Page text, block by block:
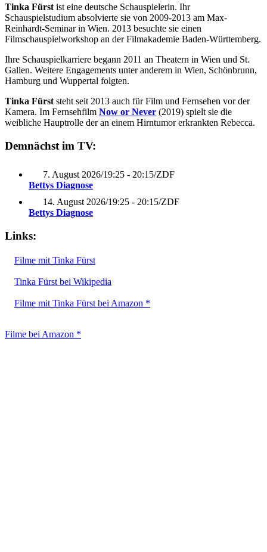
Tinka Fürst ist eine deutsche Schauspielerin. Ihr
Schauspielstudium absolvierte sie von 2009-2013 am Max-
Reinhardt-Seminar in Wien. 2013 besuchte sie einen
Filmschauspielworkshop an der Filmakademie Baden-Württemberg.
Ihre Schauspielkarriere begann 2011 an Theatern in Wien und St.
Gallen. Weitere Engagements unter anderem in Wien, Schönbrunn,
Hamburg und Wuppertal folgten.
Tinka Fürst steht seit 2013 auch für Film und Fernsehen vor der
Kamera. Im Fernsehfilm Now or Never (2019) spielt sie die
weibliche Hauptrolle der an einem Hirntumor erkrankten Rebecca.
Demnächst im TV:
7. August 2026/19:25 - 20:15/ZDF
Bettys Diagnose
14. August 2026/19:25 - 20:15/ZDF
Bettys Diagnose
Links:
Filme mit Tinka Fürst
Tinka Fürst bei Wikipedia
Filme mit Tinka Fürst bei Amazon *
Filme bei Amazon *